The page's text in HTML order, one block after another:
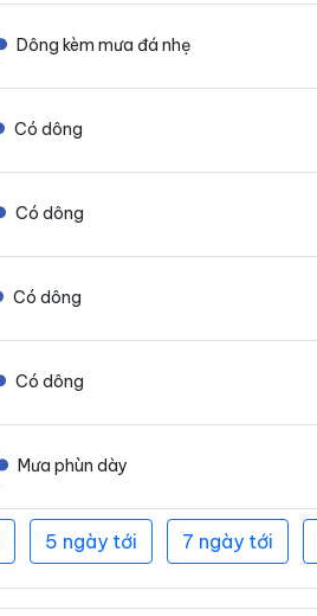
Dông kèm mưa đá nhẹ
Có dông
Có dông
Có dông
Có dông
Mưa phùn dày
5 ngày tới 7 ngày tới